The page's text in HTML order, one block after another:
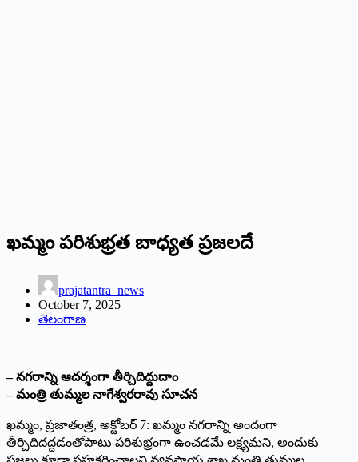
ఖమ్మం పరిశుభ్రత బాధ్యత ప్రజలదే
prajatantra_news
October 7, 2025
తెలంగాణ
– నగరాన్ని ఆదర్శంగా తీర్చిదిద్దుదాం
– మంత్రి తుమ్మల నాగేశ్వరరావు సూచన
ఖమ్మం, ప్రజాతంత్ర, అక్టోబర్‌ 7: ఖమ్మం నగరాన్ని అందంగా
తీర్చిదిదద్దడంతోపాటు పరిశుభ్రంగా ఉంచడమే లక్ష్యమని, అందుకు